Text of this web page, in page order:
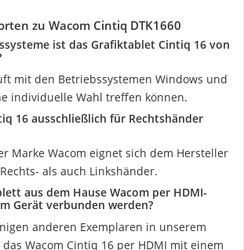
zu Wacom Cintiq DTK1660
ist das Grafiktablet Cintiq 16 von
mit den Betriebssystemen Windows und
individuelle Wahl treffen können.
16 ausschließlich für Rechtshänder
Marke Wacom eignet sich dem Hersteller
als auch Linkshänder.
aus dem Hause Wacom per HDMI-
Gerät verbunden werden?
anderen Exemplaren in unserem
Wacom Cintiq 16 per HDMI mit einem